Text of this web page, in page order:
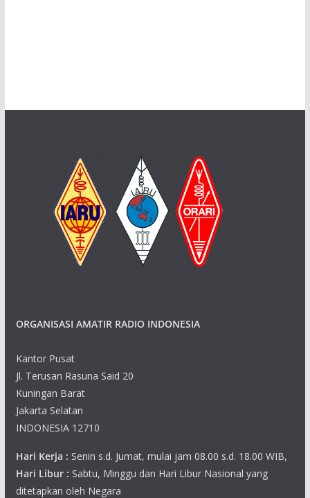
ORGANISASI AMATIR RADIO INDONESIA
Kantor Pusat
Jl. Terusan Rasuna Said 20
Kuningan Barat
Jakarta Selatan
INDONESIA 12710
Hari Kerja : Senin s.d. Jumat, mulai jam 08.00 s.d. 18.00 WIB,
Hari Libur : Sabtu, Minggu dan Hari Libur Nasional yang
ditetapkan oleh Negara